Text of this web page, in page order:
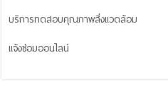
บริการทดสอบคุณภาพสิ่งแวดล้อม
แจ้งซ่อมออนไลน์